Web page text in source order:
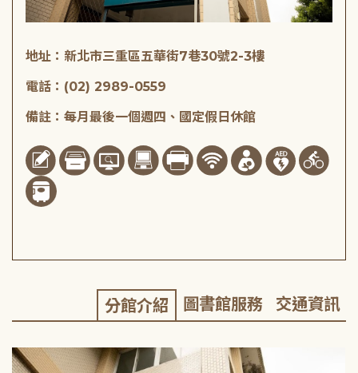
地址：新北市三重區五華街7巷30號2-3樓
電話：(02) 2989-0559
備註：每月最後一個週四、國定假日休館
分館介紹 圖書館服務 交通資訊